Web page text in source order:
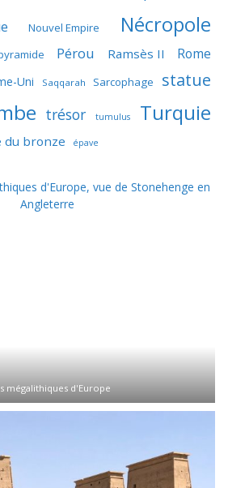
Nouvel Empire Nécropole
Pérou Ramsès II Rome
Uni Saqqarah Sarcophage statue
trésor tumulus Turquie
du bronze épave
mégalithiques d'Europe